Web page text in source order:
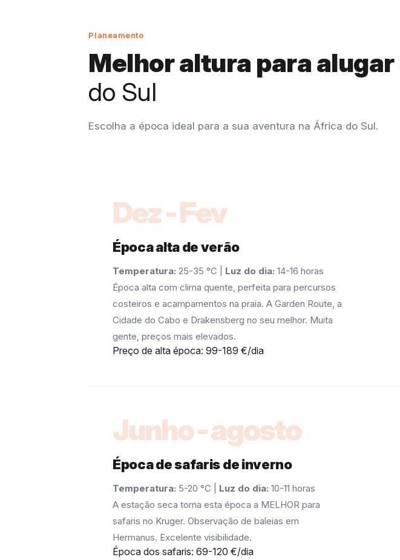
Planeamento
Melhor altura para alugar
do Sul
Escolha a época ideal para a sua aventura na África do Sul.
Dez-Fev
Época alta de verão
Temperatura: 25-35 °C | Luz do dia: 14-16 horas
Época alta com clima quente, perfeita para percursos
costeiros e acampamentos na praia. A Garden Route, a
Cidade do Cabo e Drakensberg no seu melhor. Muita
gente, preços mais elevados.
Preço de alta época: 99-189 €/dia
Junho-agosto
Época de safaris de inverno
Temperatura: 5-20 °C | Luz do dia: 10-11 horas
A estação seca torna esta época a MELHOR para
safaris no Kruger. Observação de baleias em
Hermanus. Excelente visibilidade.
Época dos safaris: 69-120 €/dia